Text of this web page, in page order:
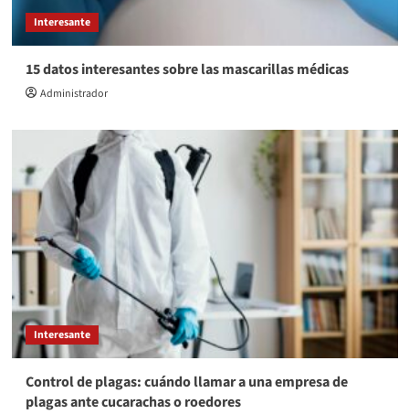
Interesante
15 datos interesantes sobre las mascarillas médicas
Administrador
Interesante
Control de plagas: cuándo llamar a una empresa de
plagas ante cucarachas o roedores